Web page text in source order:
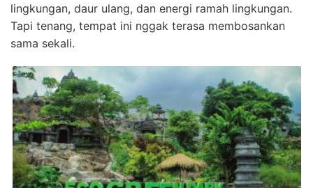
lingkungan, daur ulang, dan energi ramah lingkungan.
Tapi tenang, tempat ini nggak terasa membosankan
sama sekali.